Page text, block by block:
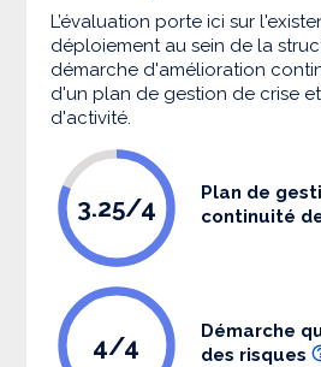
L’évaluation porte ici sur
déploiement au sein de la
démarche d'amélioration
d'un plan de gestion de crise
d'activité.
3.25/4
Plan de
continuité
4/4
Démarche
des risques